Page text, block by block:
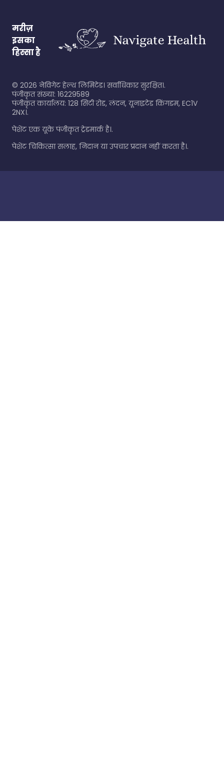
मरीज़
इसका
हिस्सा है
© 2026 नेविगेट हेल्थ लिमिटेड। सर्वाधिकार सुरक्षित।.
पंजीकृत संख्या: 16229589
पंजीकृत कार्यालय: 128 सिटी रोड, लंदन, यूनाइटेड किंगडम, EC1V
2NX।.
पेशेंट एक यूके पंजीकृत ट्रेडमार्क है।.
पेशेंट चिकित्सा सलाह, निदान या उपचार प्रदान नहीं करता है।.